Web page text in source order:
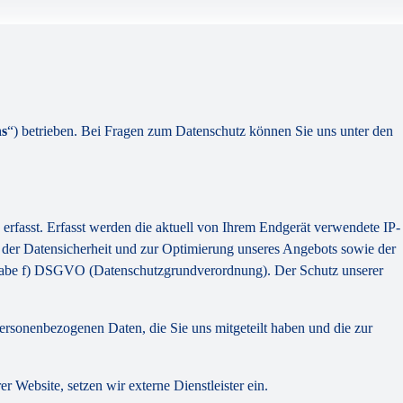
“) betrieben. Bei Fragen zum Datenschutz können Sie uns unter den
Erfasst werden die aktuell von Ihrem Endgerät verwendete IP-
Datensicherheit und zur Optimierung unseres Angebots sowie der
f) DSGVO (Datenschutzgrundverordnung). Der Schutz unserer
Daten, die Sie uns mitgeteilt haben und die zur
Website, setzen wir externe Dienstleister ein.